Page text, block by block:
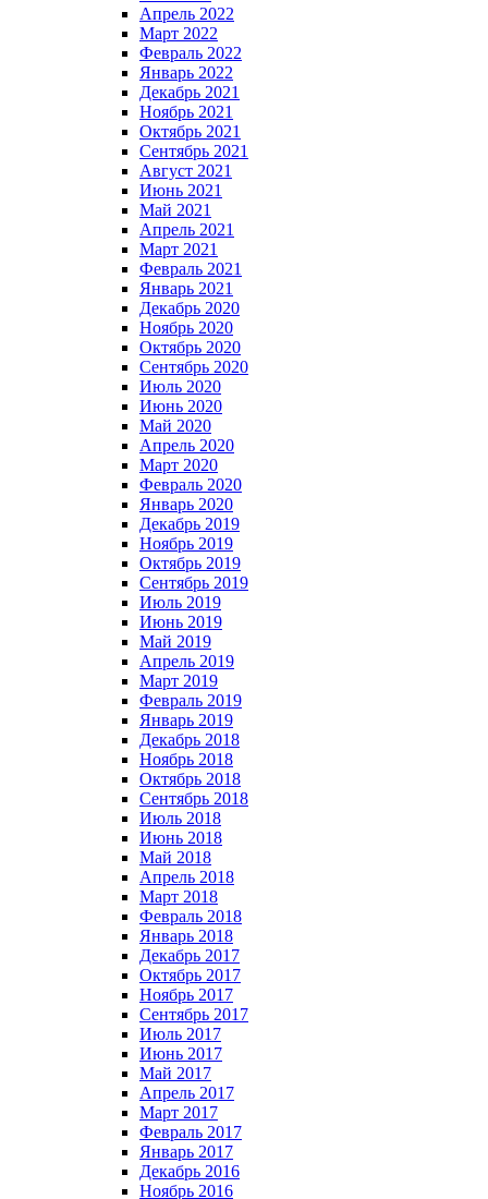
Апрель 2022
Март 2022
Февраль 2022
Январь 2022
Декабрь 2021
Ноябрь 2021
Октябрь 2021
Сентябрь 2021
Август 2021
Июнь 2021
Май 2021
Апрель 2021
Март 2021
Февраль 2021
Январь 2021
Декабрь 2020
Ноябрь 2020
Октябрь 2020
Сентябрь 2020
Июль 2020
Июнь 2020
Май 2020
Апрель 2020
Март 2020
Февраль 2020
Январь 2020
Декабрь 2019
Ноябрь 2019
Октябрь 2019
Сентябрь 2019
Июль 2019
Июнь 2019
Май 2019
Апрель 2019
Март 2019
Февраль 2019
Январь 2019
Декабрь 2018
Ноябрь 2018
Октябрь 2018
Сентябрь 2018
Июль 2018
Июнь 2018
Май 2018
Апрель 2018
Март 2018
Февраль 2018
Январь 2018
Декабрь 2017
Октябрь 2017
Ноябрь 2017
Сентябрь 2017
Июль 2017
Июнь 2017
Май 2017
Апрель 2017
Март 2017
Февраль 2017
Январь 2017
Декабрь 2016
Ноябрь 2016